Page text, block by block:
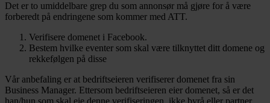
Det er to umiddelbare grep du som annonsør må gjøre for å være
forberedt på endringene som kommer med ATT.
Verifisere domenet i Facebook.
Bestem hvilke eventer som skal være tilknyttet ditt domene og
rekkefølgen på disse
Vår anbefaling er at bedriftseieren verifiserer domenet fra sin
Business Manager. Ettersom bedriftseieren eier domenet, så er det